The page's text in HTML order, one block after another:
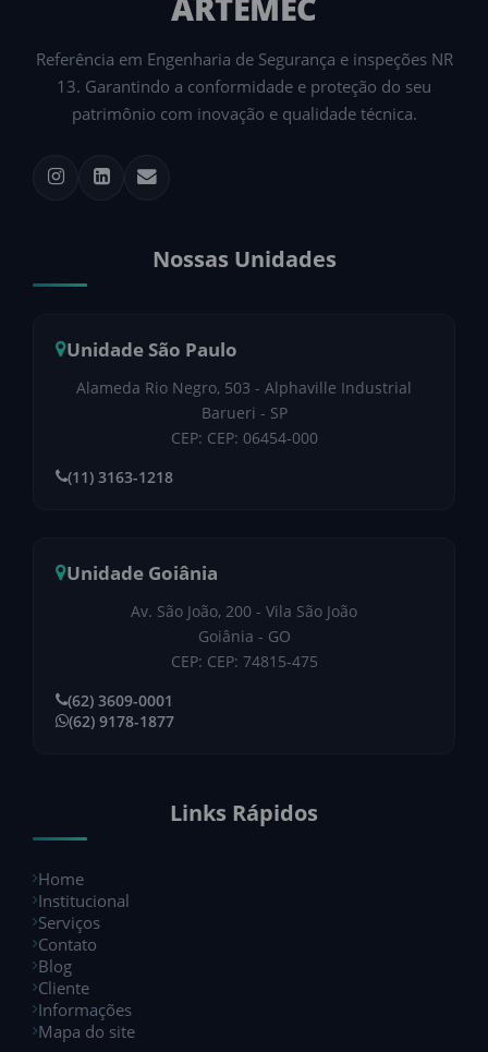
Referência em Engenharia de Segurança e inspeções NR
13. Garantindo a conformidade e proteção do seu
patrimônio com inovação e qualidade técnica.
Nossas Unidades
Unidade São Paulo
Alameda Rio Negro, 503 - Alphaville Industrial
Barueri - SP
CEP: CEP: 06454-000
(11) 3163-1218
Unidade Goiânia
Av. São João, 200 - Vila São João
Goiânia - GO
CEP: CEP: 74815-475
(62) 3609-0001
(62) 9178-1877
Links Rápidos
Home
Institucional
Serviços
Contato
Blog
Cliente
Informações
Mapa do site